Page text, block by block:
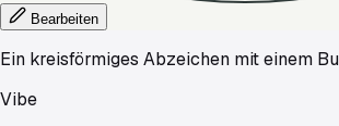
Bearbeiten
Ein kreisförmiges Abzeichen mit einem
Vibe